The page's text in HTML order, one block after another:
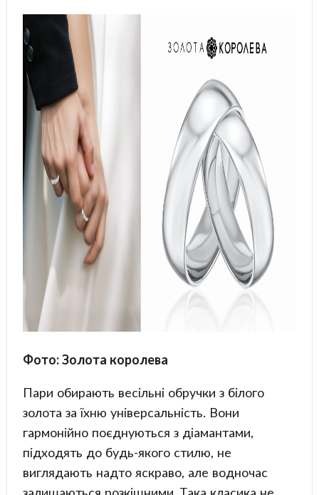
Фото: Золота королева
Пари обирають весільні обручки з білого
золота за їхню універсальність. Вони
гармонійно поєднуються з діамантами,
підходять до будь-якого стилю, не
виглядають надто яскраво, але водночас